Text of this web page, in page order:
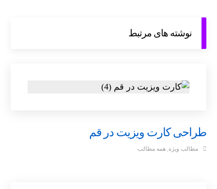
نوشته های مرتبط
طراحی کارت ویزیت در قم
مطالب ویژه,همه مطالب